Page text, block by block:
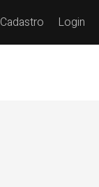
Cadastro Login